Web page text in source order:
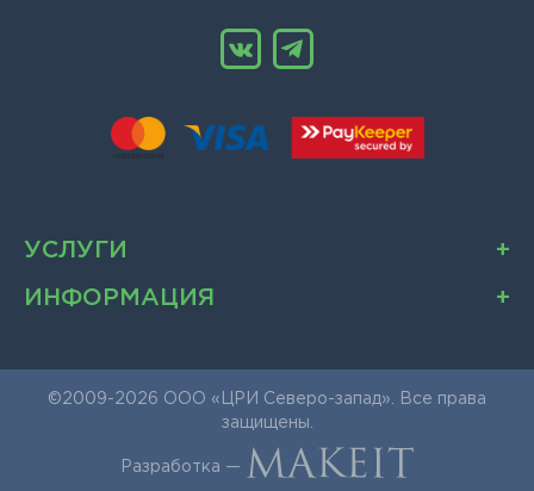
УСЛУГИ
ИНФОРМАЦИЯ
©2009-2026 ООО «ЦРИ Северо-запад». Все права
защищены.
Разработка —